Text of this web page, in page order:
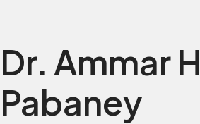
Dr. Ammar H
Pabaney